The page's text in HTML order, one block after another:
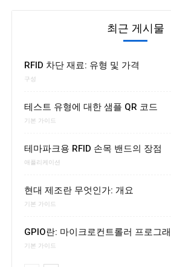
최근 게시물
RFID 차단 재료: 유형 및 가격
구성
테스트 유형에 대한 샘플 QR 코드
기본 가이드
테마파크용 RFID 손목 밴드의 장점
애플리케이션
현대 제조란 무엇인가: 개요
기본 가이드
GPIO란: 마이크로컨트롤러 프로그
기본 가이드